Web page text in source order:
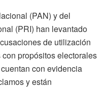
(PAN) y del
(PRI) han levantado
de utilización
propósitos electorales
con evidencia
y están